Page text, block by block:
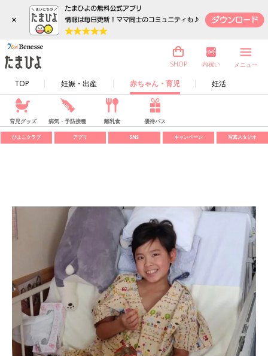
×
TOP 妊娠・出産 赤ちゃん・育児 妊活
SHOP 内祝い メニュー
育児グッズ 病気・予防接種 離乳食 優待パス
ひよこクラブ アプリ SNS キャンペーン 写真スタジオ